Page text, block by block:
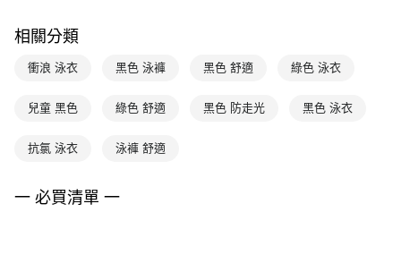
相關分類
衝浪 泳衣 黑色 泳褲 黑色 舒適 綠色 泳衣
兒童 黑色 綠色 舒適 黑色 防走光 黑色 泳衣
抗氯 泳衣 泳褲 舒適
一 必買清單 一